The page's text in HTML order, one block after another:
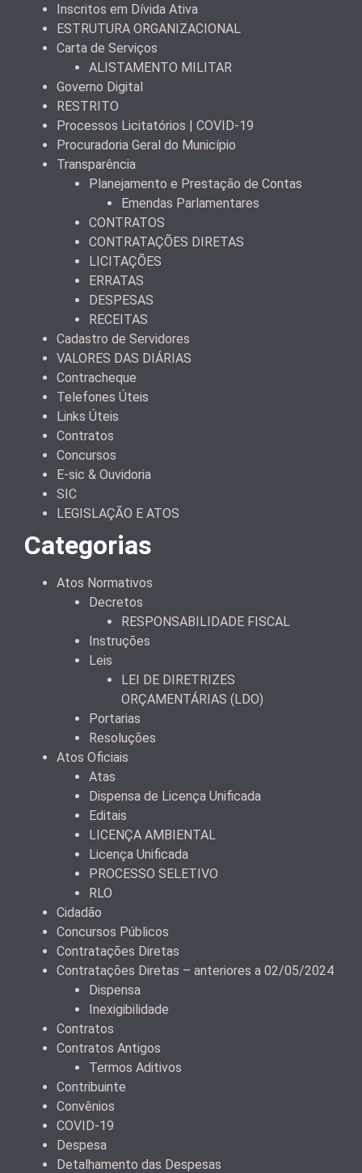
Inscritos em Dívida Ativa
ESTRUTURA ORGANIZACIONAL
Carta de Serviços
ALISTAMENTO MILITAR
Governo Digital
RESTRITO
Processos Licitatórios | COVID-19
Procuradoria Geral do Município
Transparência
Planejamento e Prestação de Contas
Emendas Parlamentares
CONTRATOS
CONTRATAÇÕES DIRETAS
LICITAÇÕES
ERRATAS
DESPESAS
RECEITAS
Cadastro de Servidores
VALORES DAS DIÁRIAS
Contracheque
Telefones Úteis
Links Úteis
Contratos
Concursos
E-sic & Ouvidoria
SIC
LEGISLAÇÃO E ATOS
Categorias
Atos Normativos
Decretos
RESPONSABILIDADE FISCAL
Instruções
Leis
LEI DE DIRETRIZES
ORÇAMENTÁRIAS (LDO)
Portarias
Resoluções
Atos Oficiais
Atas
Dispensa de Licença Unificada
Editais
LICENÇA AMBIENTAL
Licença Unificada
PROCESSO SELETIVO
RLO
Cidadão
Concursos Públicos
Contratações Diretas
Contratações Diretas – anteriores a 02/05/2024
Dispensa
Inexigibilidade
Contratos
Contratos Antigos
Termos Aditivos
Contribuinte
Convênios
COVID-19
Despesa
Detalhamento das Despesas